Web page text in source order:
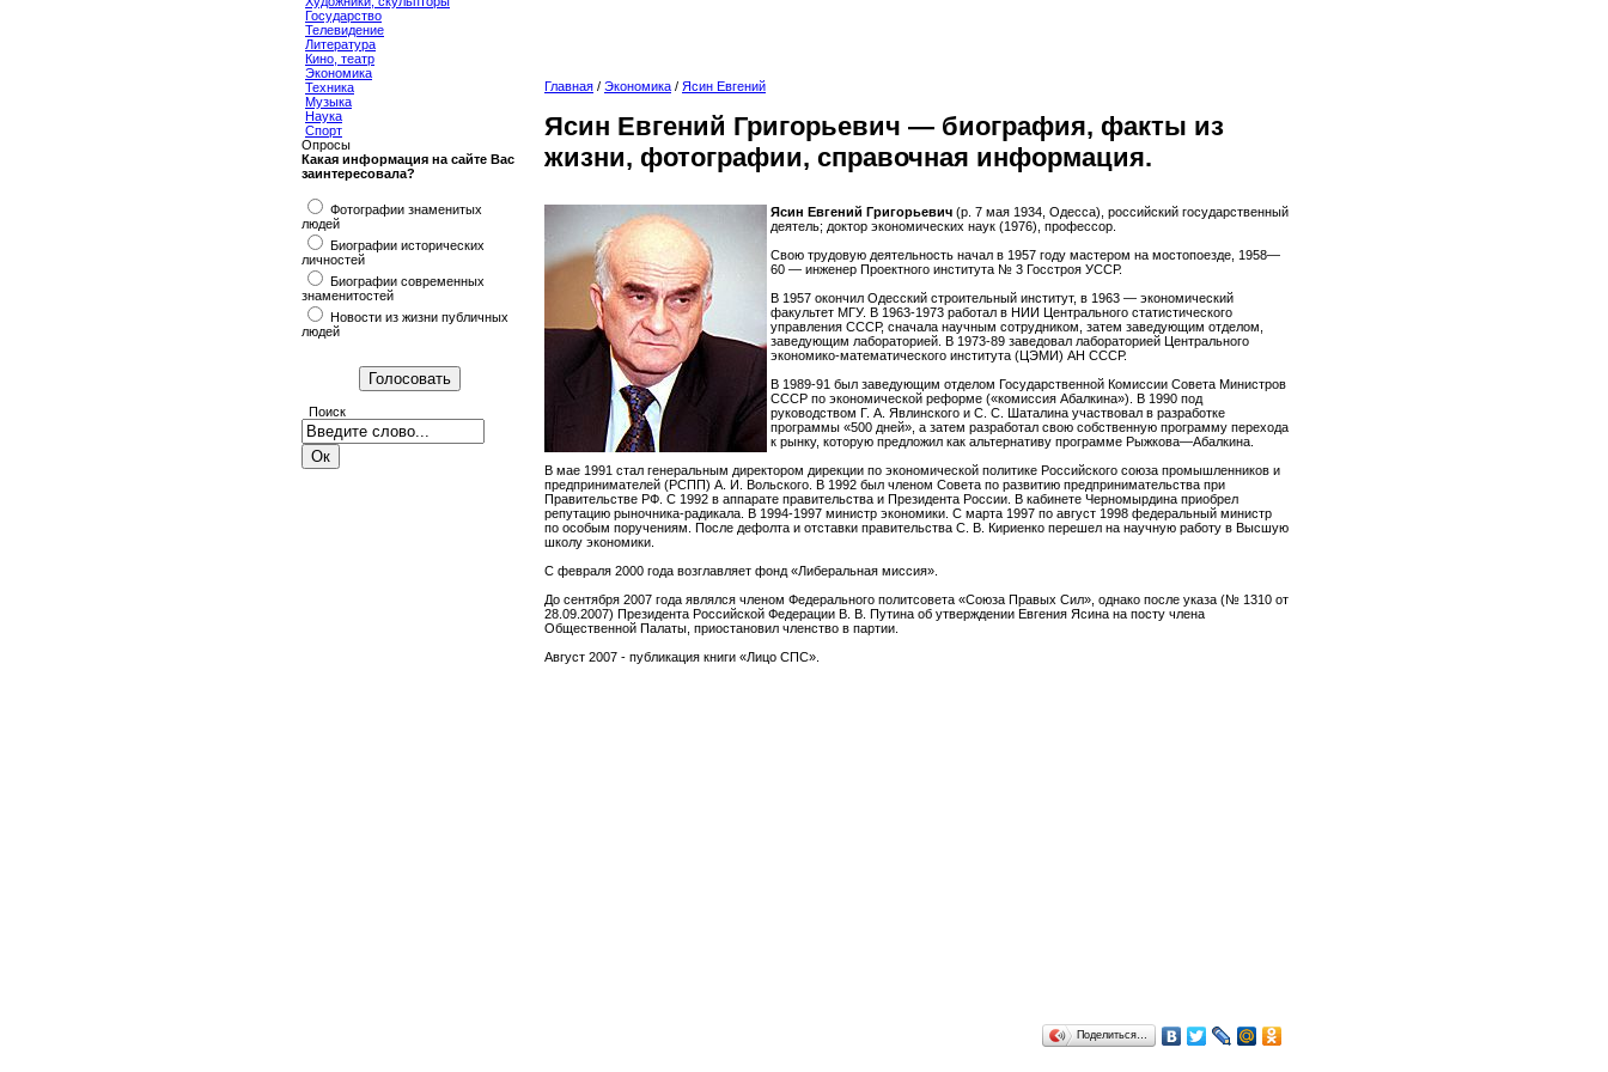
Государство
Телевидение
Литература
Кино, театр
Экономика
Техника
Музыка
Наука
Спорт
Опросы
Какая информация на сайте Вас
заинтересовала?
Фотографии знаменитых
людей
Биографии исторических
личностей
Биографии современных
знаменитостей
Новости из жизни публичных
людей
Поиск
Главная / Экономика / Ясин Евгений
Ясин Евгений Григорьевич — биография, факты из
жизни, фотографии, справочная информация.
Ясин Евгений Григорьевич (р. 7 мая 1934, Одесса), российский государственный
деятель; доктор экономических наук (1976), профессор.
Свою трудовую деятельность начал в 1957 году мастером на мостопоезде, 1958—
60 — инженер Проектного института № 3 Госстроя УССР.
В 1957 окончил Одесский строительный институт, в 1963 — экономический
факультет МГУ. В 1963-1973 работал в НИИ Центрального статистического
управления СССР, сначала научным сотрудником, затем заведующим отделом,
заведующим лабораторией. В 1973-89 заведовал лабораторией Центрального
экономико-математического института (ЦЭМИ) АН СССР.
В 1989-91 был заведующим отделом Государственной Комиссии Совета Министров
СССР по экономической реформе («комиссия Абалкина»). В 1990 под
руководством Г. А. Явлинского и С. С. Шаталина участвовал в разработке
программы «500 дней», а затем разработал свою собственную программу перехода
к рынку, которую предложил как альтернативу программе Рыжкова—Абалкина.
В мае 1991 стал генеральным директором дирекции по экономической политике Российского союза промышленников и
предпринимателей (РСПП) А. И. Вольского. В 1992 был членом Совета по развитию предпринимательства при
Правительстве РФ. С 1992 в аппарате правительства и Президента России. В кабинете Черномырдина приобрел
репутацию рыночника-радикала. В 1994-1997 министр экономики. С марта 1997 по август 1998 федеральный министр
по особым поручениям. После дефолта и отставки правительства С. В. Кириенко перешел на научную работу в Высшую
школу экономики.
С февраля 2000 года возглавляет фонд «Либеральная миссия».
До сентября 2007 года являлся членом Федерального политсовета «Союза Правых Сил», однако после указа (№ 1310 от
28.09.2007) Президента Российской Федерации В. В. Путина об утверждении Евгения Ясина на посту члена
Общественной Палаты, приостановил членство в партии.
Август 2007 - публикация книги «Лицо СПС».
Поделиться…